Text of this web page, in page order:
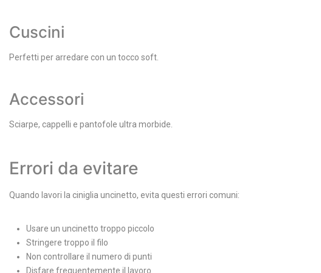
Cuscini
Perfetti per arredare con un tocco soft.
Accessori
Sciarpe, cappelli e pantofole ultra morbide.
Errori da evitare
Quando lavori la ciniglia uncinetto, evita questi errori comuni:
Usare un uncinetto troppo piccolo
Stringere troppo il filo
Non controllare il numero di punti
Disfare frequentemente il lavoro